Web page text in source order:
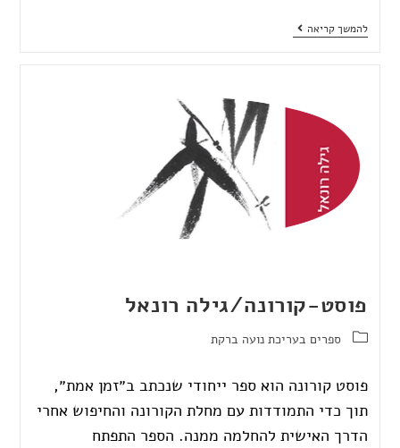
להמשך קריאה
פוסט-קורונה/גילה רונאל
ספרים בעריכת נועה ברקת
פוסט קורונה הוא ספר ייחודי שנכתב ב״זמן אמת״,
תוך כדי התמודדות עם מחלת הקורונה והחיפוש אחרי
הדרך האישית להחלמה ממנה. הספר התפתח